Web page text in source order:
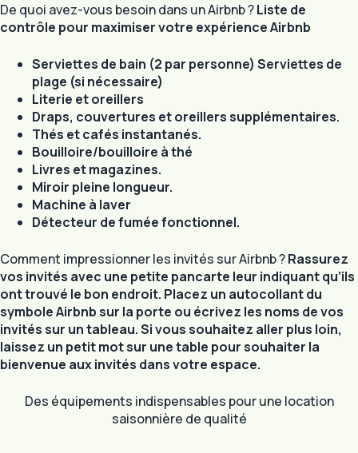
De quoi avez-vous besoin dans un Airbnb ?Liste de
contrôle pour maximiser votre expérience Airbnb
Serviettes de bain (2 par personne) Serviettes de
plage (si nécessaire)
Literie et oreillers
Draps, couvertures et oreillers supplémentaires.
Thés et cafés instantanés.
Bouilloire/bouilloire à thé
Livres et magazines.
Miroir pleine longueur.
Machine à laver
Détecteur de fumée fonctionnel.
Comment impressionner les invités sur Airbnb ?Rassurez
vos invités avec une petite pancarte leur indiquant qu’ils
ont trouvé le bon endroit. Placez un autocollant du
symbole Airbnb sur la porte ou écrivez les noms de vos
invités sur un tableau. Si vous souhaitez aller plus loin,
laissez un petit mot sur une table pour souhaiter la
bienvenue aux invités dans votre espace.
Des équipements indispensables pour une location
saisonnière de qualité